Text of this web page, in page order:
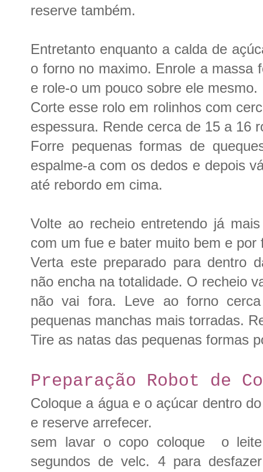
reserve também.
Entretanto enquanto a calda de
o forno no maximo. Enrole a massa
e role-o um pouco sobre ele mesmo.
Corte esse rolo em rolinhos com
espessura. Rende cerca de 15 a 16
Forre pequenas formas de
espalme-a com os dedos e depois
até rebordo em cima.
Volte ao recheio entretendo já
com um fue e bater muito bem e
Verta este preparado para dentro
não encha na totalidade. O recheio
não vai fora. Leve ao forno
pequenas manchas mais torradas.
Tire as natas das pequenas formas
Preparação Robot de
Coloque a água e o açúcar dentro
e reserve arrefecer.
sem lavar o copo coloque o
segundos de velc. 4 para